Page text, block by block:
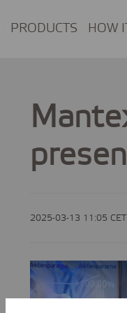
PRODUCTS HOW
2025-03-13 11:05 CET